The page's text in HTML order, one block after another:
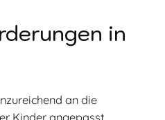
in
an die